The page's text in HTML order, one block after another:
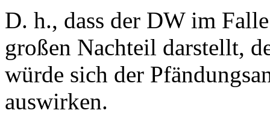
D. h., dass der DW im
großen Nachteil darstellt,
würde sich der
auswirken.